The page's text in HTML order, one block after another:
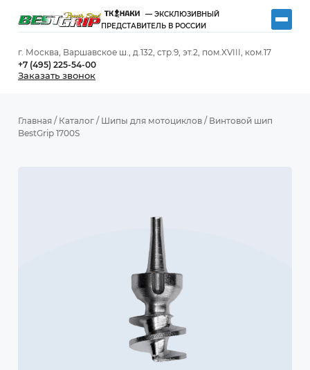
— ЭКСКЛЮЗИВНЫЙ
ПРЕДСТАВИТЕЛЬ В РОССИИ
г. Москва, Варшавское ш., д.132, стр.9, эт.2, пом.XVIII, ком.17
+7 (495) 225-54-00
Заказать звонок
Главная / Каталог / Шипы для мотоциклов / Винтовой шип
BestGrip 1700S